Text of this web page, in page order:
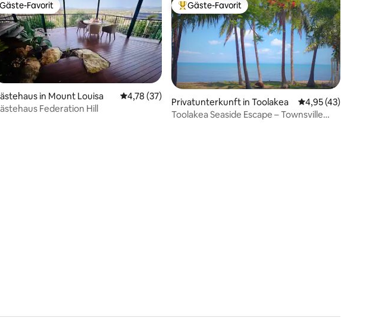
Bewertung: 4,69 von 5, 29 Bewertungen
Gäste-Favorit
Gäste-Favorit
in Mount Louisa Durchschnittliche Bewertung: 4,78 von 5, 37 Bewertungen
4,78 (37)
Federation Hill
Beliebter Gäste-Favorit.
Gäste-Favorit
Privatunterkunft in Toolakea Durchschnittliche
4,95 (43)
Toolakea Seaside Escape – Townsville